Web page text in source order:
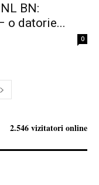
BN:
o datorie...
0
2.546 vizitatori online